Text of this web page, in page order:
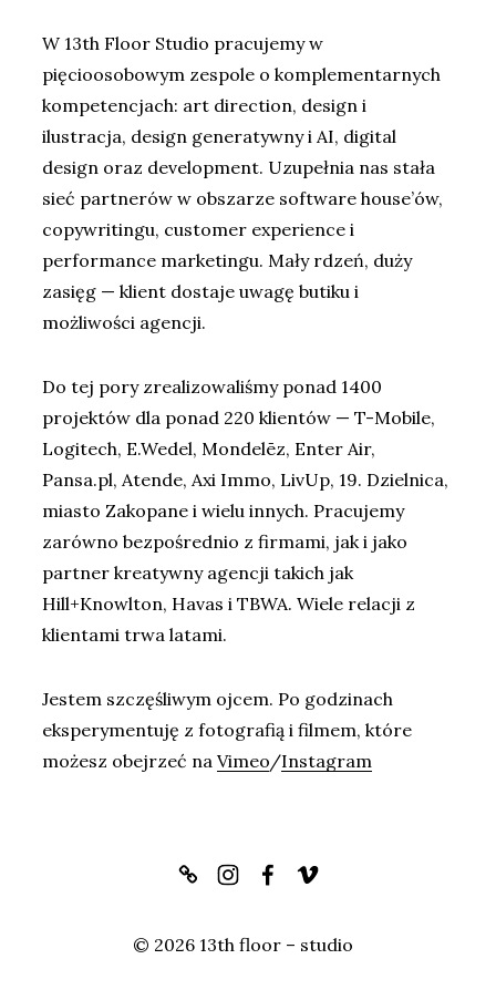
W 13th Floor Studio pracujemy w
pięcioosobowym zespole o komplementarnych
kompetencjach: art direction, design i
ilustracja, design generatywny i AI, digital
design oraz development. Uzupełnia nas stała
sieć partnerów w obszarze software house’ów,
copywritingu, customer experience i
performance marketingu. Mały rdzeń, duży
zasięg — klient dostaje uwagę butiku i
możliwości agencji.
Do tej pory zrealizowaliśmy ponad 1400
projektów dla ponad 220 klientów — T-Mobile,
Logitech, E.Wedel, Mondelēz, Enter Air,
Pansa.pl, Atende, Axi Immo, LivUp, 19. Dzielnica,
miasto Zakopane i wielu innych. Pracujemy
zarówno bezpośrednio z firmami, jak i jako
partner kreatywny agencji takich jak
Hill+Knowlton, Havas i TBWA. Wiele relacji z
klientami trwa latami.
Jestem szczęśliwym ojcem. Po godzinach
eksperymentuję z fotografią i filmem, które
możesz obejrzeć na Vimeo/Instagram
© 2026 13th floor – studio